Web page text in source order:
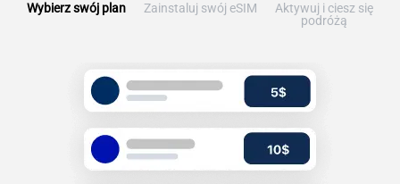
Wybierz swój plan Zainstaluj swój eSIM
Aktywuj i ciesz się
podróżą